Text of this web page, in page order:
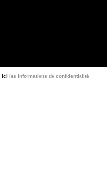
ici les informations de confidentialité